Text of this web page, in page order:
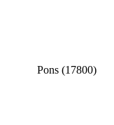
Pons (17800)